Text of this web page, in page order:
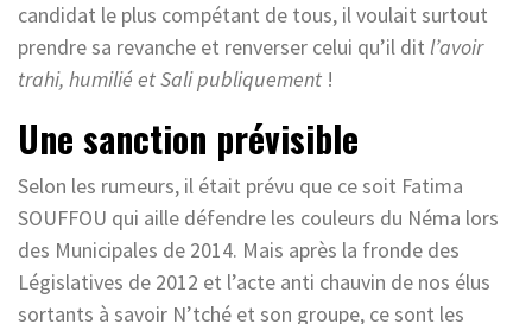
candidat le plus compétant de tous, il voulait surtout
prendre sa revanche et renverser celui qu’il dit l’avoir
trahi, humilié et Sali publiquement !
Une sanction prévisible
Selon les rumeurs, il était prévu que ce soit Fatima
SOUFFOU qui aille défendre les couleurs du Néma lors
des Municipales de 2014. Mais après la fronde des
Législatives de 2012 et l’acte anti chauvin de nos élus
sortants à savoir N’tché et son groupe, ce sont les